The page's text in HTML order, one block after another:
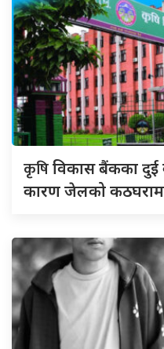
कृषिविकास बैंकका दुई
कारण जेलको